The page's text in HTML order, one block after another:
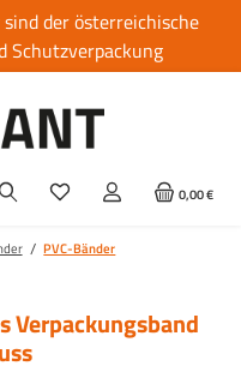
der österreichische
Schutzverpackung
0,00 €
/ PVC-Bänder
Verpackungsband